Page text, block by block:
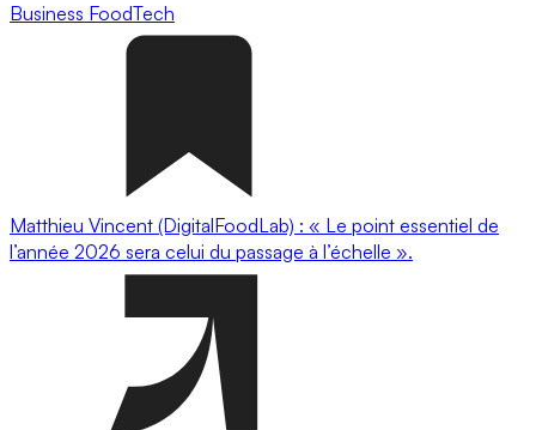
Business FoodTech
Matthieu Vincent (DigitalFoodLab) : « Le point essentiel de
l’année 2026 sera celui du passage à l’échelle ».